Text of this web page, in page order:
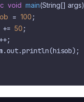
void main(String[] args)
= 100 ;
+=
50 ;